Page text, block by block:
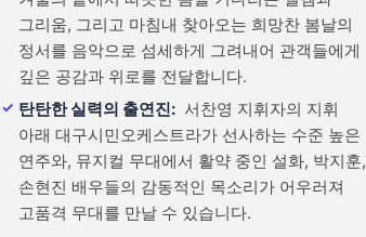
그리움, 그리고 마침내 찾아오는 희망찬 봄날의
정서를 음악으로 섬세하게 그려내어 관객들에게
깊은 공감과 위로를 전달합니다.
탄탄한 실력의 출연진: 서찬영 지휘자의 지휘
아래 대구시민오케스트라가 선사하는 수준 높은
연주와, 뮤지컬 무대에서 활약 중인 설화, 박지훈,
손현진 배우들의 감동적인 목소리가 어우러져
고품격 무대를 만날 수 있습니다.